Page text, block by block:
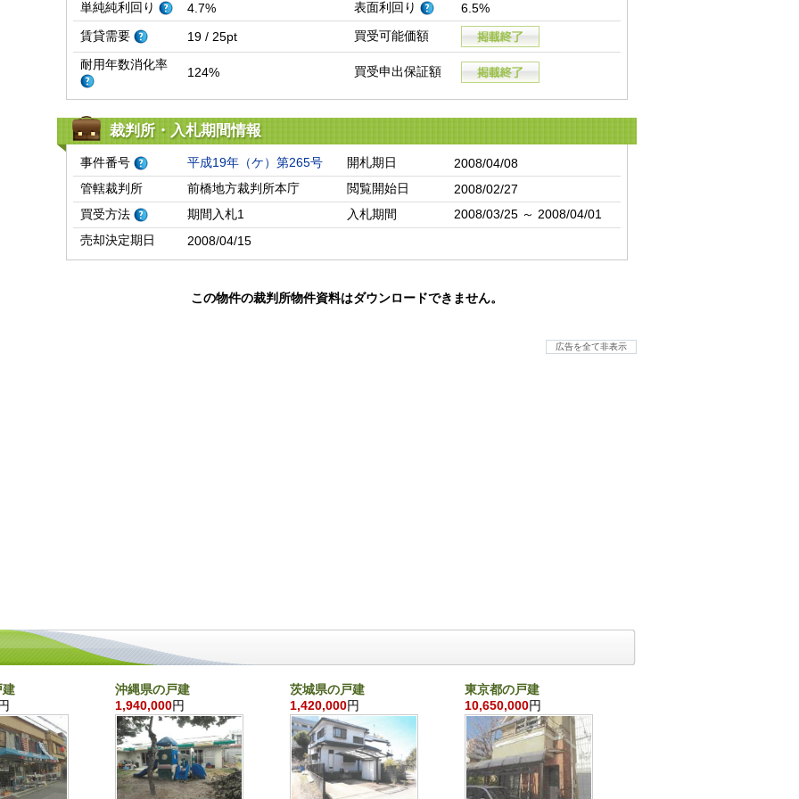
単純純利回り 4.7% 表面利回り
6.5%
賃貸需要
19 / 25pt
買受可能価額
耐用年数消化率
124% 買受申出保証額
裁判所・入札期間情報
事件番号 平成19年（ケ）第265号 開札期日
2008/04/08
管轄裁判所
前橋地方裁判所本庁 閲覧開始日
2008/02/27
買受方法
期間入札1 入札期間
2008/03/25 ～ 2008/04/01
売却決定期日
2008/04/15
この物件の裁判所物件資料はダウンロードできません。
広告を全て非表示
建
沖縄県の戸建
1,940,000円
茨城県の戸建
1,420,000円
東京都の戸建
10,650,000円